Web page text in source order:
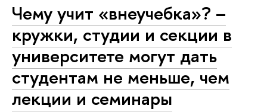
Чему учит «внеучебка»? –
кружки, студии и секции в
университете могут дать
студентам не меньше, чем
лекции и семинары